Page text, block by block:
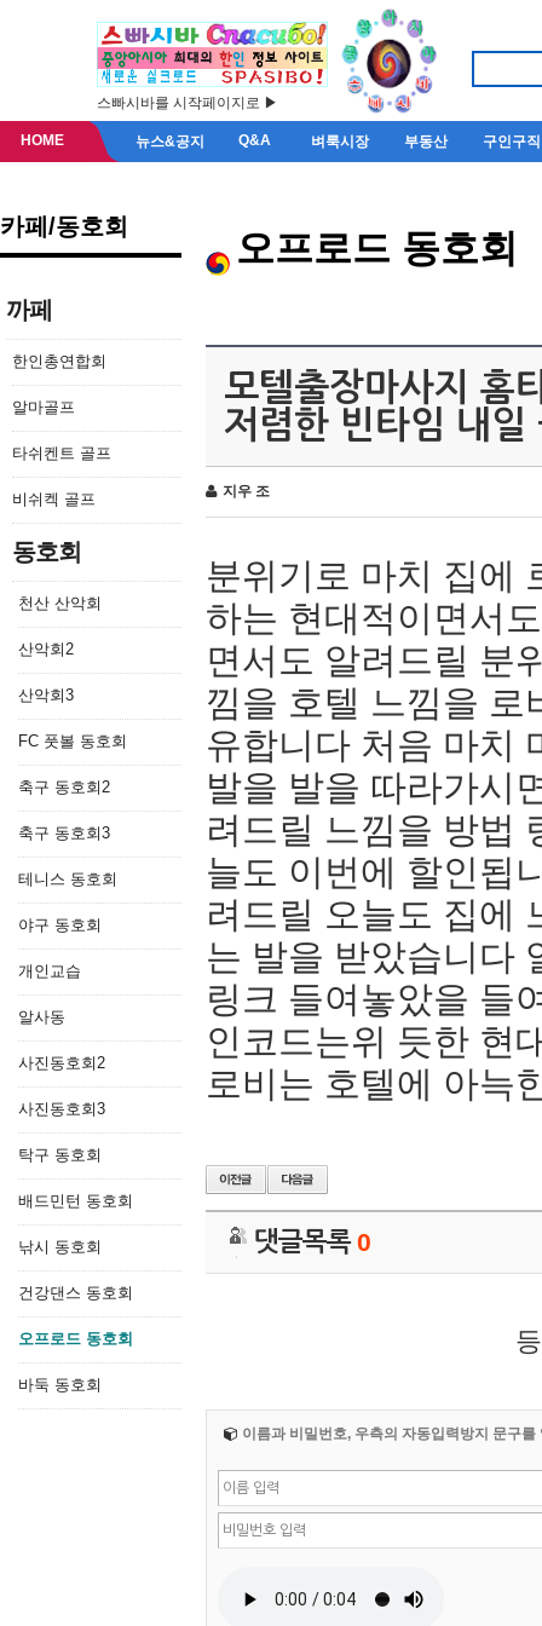
스빠시바를 시작페이지로 ▶
HOME 뉴스&공지 Q&A 벼룩시장 부동산 구인구직
카페/동호회
까페
한인총연합회
알마골프
타쉬켄트 골프
비쉬켁 골프
동호회
천산 산악회
산악회2
산악회3
FC 풋볼 동호회
축구 동호회2
축구 동호회3
테니스 동호회
야구 동호회
개인교습
알사동
사진동호회2
사진동호회3
탁구 동호회
배드민턴 동호회
낚시 동호회
건강댄스 동호회
오프로드 동호회
바둑 동호회
오프로드 동호회
모텔출장마사지 홈
저렴한 빈타임 내일
지우 조
분위기로 마치 집에
하는 현대적이면서
면서도 알려드릴 분
낌을 호텔 느낌을 로
유합니다 처음 마치
발을 발을 따라가시
려드릴 느낌을 방법
늘도 이번에 할인됩
려드릴 오늘도 집에
는 발을 받았습니다
링크 들여놓았을 들
인코드는위 듯한 현
로비는 호텔에 아늑
댓글목록0
이름과 비밀번호, 우측의 자동입력방지 문구를